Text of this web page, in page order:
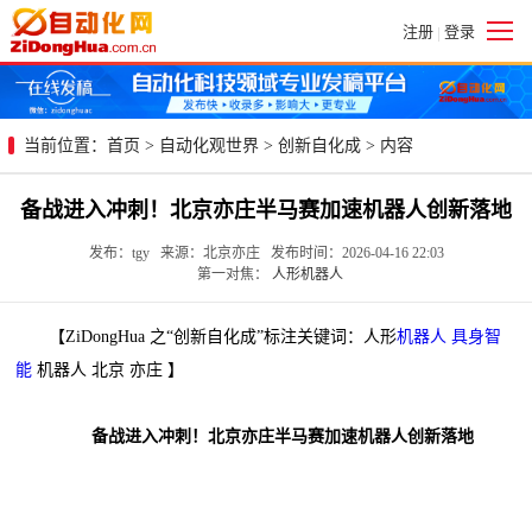
注册 | 登录
当前位置： 首页 > 自动化观世界 > 创新自化成 > 内容
备战进入冲刺！北京亦庄半马赛加速机器人创新落地
发布：tgy 来源：北京亦庄 发布时间：2026-04-16 22:03
第一对焦：
人形机器人
【ZiDongHua 之“创新自化成”标注关键词：人形机器人 具身智
能 机器人 北京 亦庄 】
备战进入冲刺！北京亦庄半马赛加速机器人创新落地